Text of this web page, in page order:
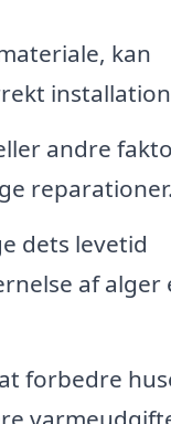
kan
andre
reparationer.
dets levetid
af alger
forbedre